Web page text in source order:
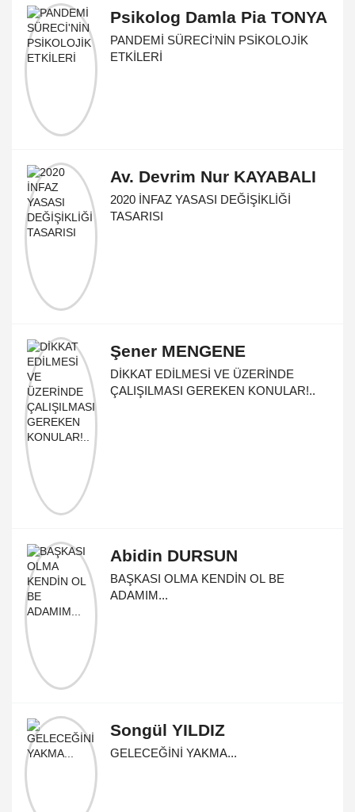
Psikolog Damla Pia TONYA
PANDEMİ SÜRECİ'NİN PSİKOLOJİK
ETKİLERİ
Av. Devrim Nur KAYABALI
2020 İNFAZ YASASI DEĞİŞİKLİĞİ
TASARISI
Şener MENGENE
DİKKAT EDİLMESİ VE ÜZERİNDE
ÇALIŞILMASI GEREKEN KONULAR!..
Abidin DURSUN
BAŞKASI OLMA KENDİN OL BE
ADAMIM...
Songül YILDIZ
GELECEĞİNİ YAKMA...